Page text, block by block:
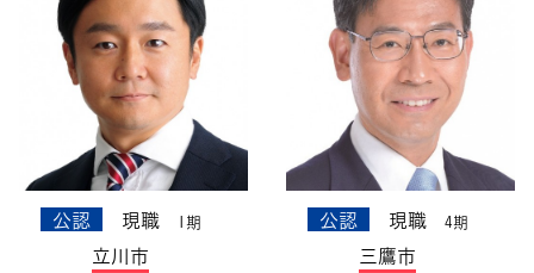
公認 現職 1期
立川市
公認 現職 4期
三鷹市